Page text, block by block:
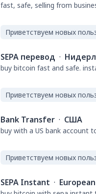
fast, safe, selling from
Приветствуем новых
SEPA перевод ·
buy bitcoin fast and safe.
Приветствуем новых
Bank Transfer · США
buy with a US bank account
Приветствуем новых
SEPA Instant ·